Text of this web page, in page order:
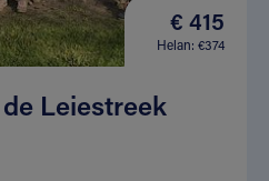
€ 415
Helan: €374
Leiestreek